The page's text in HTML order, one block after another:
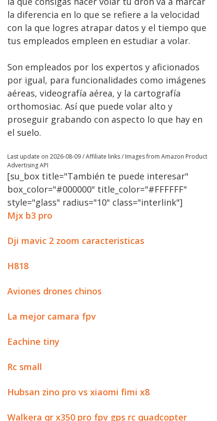
la diferencia en lo que se refiere a la velocidad
con la que logres atrapar datos y el tiempo que
tus empleados empleen en estudiar a volar.
Son empleados por los expertos y aficionados
por igual, para funcionalidades como imágenes
aéreas, videografía aérea, y la cartografía
orthomosiac. Así que puede volar alto y
proseguir grabando con aspecto lo que hay en
el suelo.
Last update on 2026-08-09 / Affiliate links / Images from Amazon Product
Advertising API
[su_box title="También te puede interesar"
box_color="#000000" title_color="#FFFFFF"
style="glass" radius="10" class="interlink"]
Mjx b3 pro
Dji mavic 2 zoom caracteristicas
H818
Aviones drones chinos
La mejor camara fpv
Eachine tiny
Rc small
Hubsan zino pro vs xiaomi fimi x8
Walkera qr x350 pro fpv gps rc quadcopter